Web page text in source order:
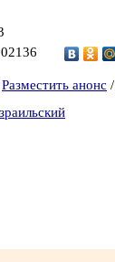
Разместить анонс /